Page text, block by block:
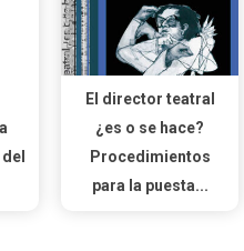
El director teatral
¿es o se hace?
Procedimientos
para la puesta...